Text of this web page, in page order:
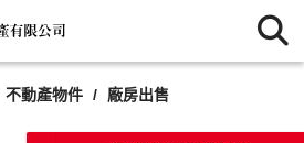
不動產物件
廠房出售